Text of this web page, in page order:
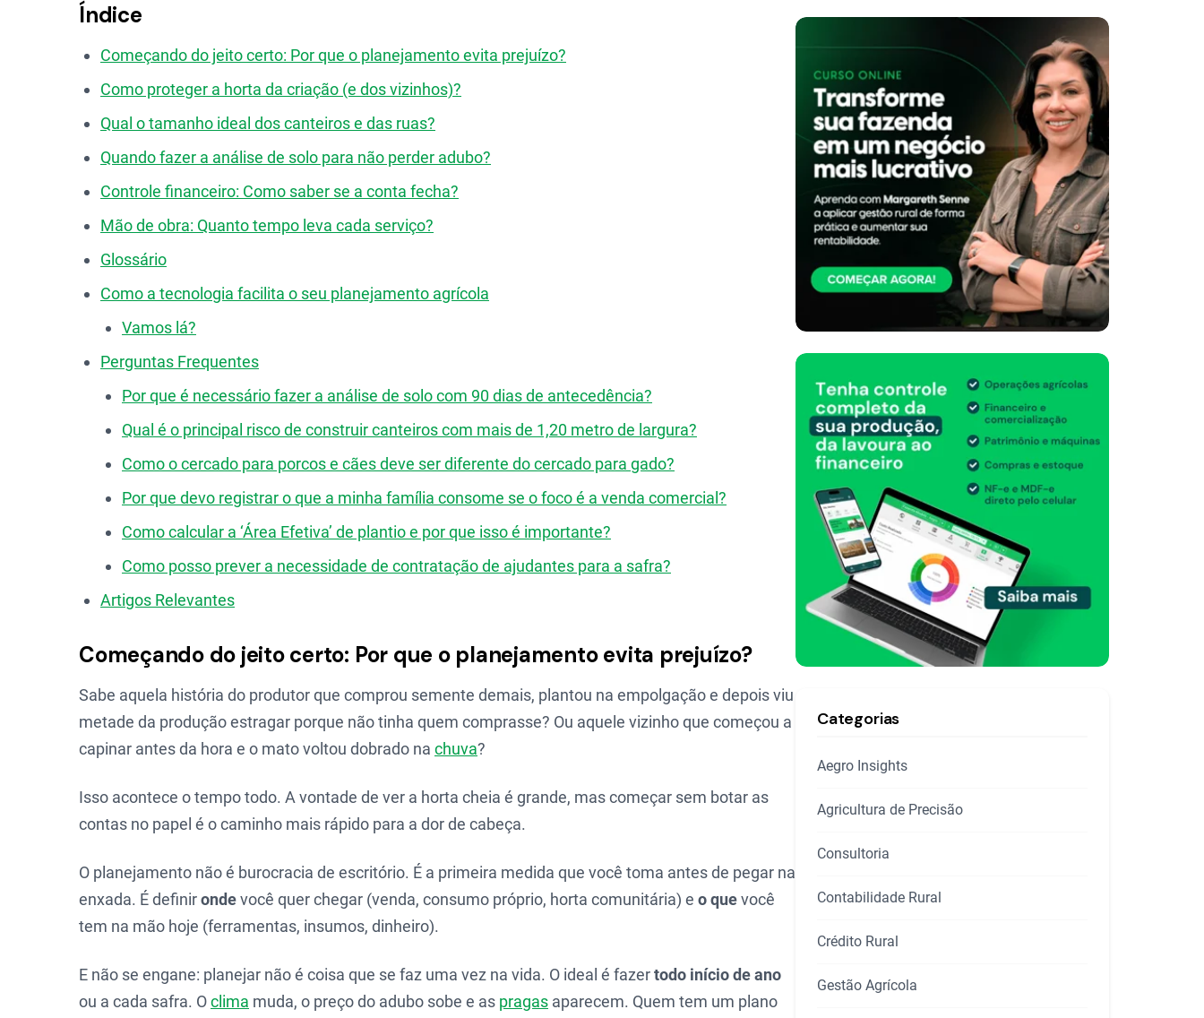
Índice
Começando do jeito certo: Por que o planejamento evita prejuízo?
Como proteger a horta da criação (e dos vizinhos)?
Qual o tamanho ideal dos canteiros e das ruas?
Quando fazer a análise de solo para não perder adubo?
Controle financeiro: Como saber se a conta fecha?
Mão de obra: Quanto tempo leva cada serviço?
Glossário
Como a tecnologia facilita o seu planejamento agrícola
Vamos lá?
Perguntas Frequentes
Por que é necessário fazer a análise de solo com 90 dias de antecedência?
Qual é o principal risco de construir canteiros com mais de 1,20 metro de largura?
Como o cercado para porcos e cães deve ser diferente do cercado para gado?
Por que devo registrar o que a minha família consome se o foco é a venda comercial?
Como calcular a ‘Área Efetiva’ de plantio e por que isso é importante?
Como posso prever a necessidade de contratação de ajudantes para a safra?
Artigos Relevantes
Começando do jeito certo: Por que o planejamento evita prejuízo?
Sabe aquela história do produtor que comprou semente demais, plantou na empolgação e depois viu
metade da produção estragar porque não tinha quem comprasse? Ou aquele vizinho que começou a
capinar antes da hora e o mato voltou dobrado na chuva?
Isso acontece o tempo todo. A vontade de ver a horta cheia é grande, mas começar sem botar as
contas no papel é o caminho mais rápido para a dor de cabeça.
O planejamento não é burocracia de escritório. É a primeira medida que você toma antes de pegar na
enxada. É definirondevocê quer chegar (venda, consumo próprio, horta comunitária) e o quevocê
tem na mão hoje (ferramentas, insumos, dinheiro).
E não se engane: planejar não é coisa que se faz uma vez na vida. O ideal é fazertodo início de ano
ou a cada safra. Oclima muda, o preço do adubo sobe e as pragas aparecem. Quem tem um plano
Categorias
Aegro Insights
Agricultura de Precisão
Consultoria
Contabilidade Rural
Crédito Rural
Gestão Agrícola